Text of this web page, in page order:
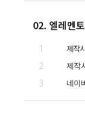
02. 엘레멘
1
제작
2
제작
3
네이